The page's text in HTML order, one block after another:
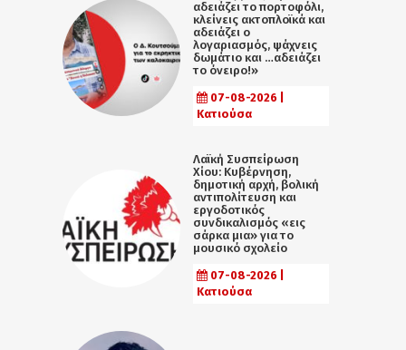
αδειάζει το πορτοφόλι,
κλείνεις ακτοπλοϊκά και
αδειάζει ο
λογαριασμός, ψάχνεις
δωμάτιο και …αδειάζει
το όνειρο!»
07-08-2026 |
Κατιούσα
Λαϊκή Συσπείρωση
Χίου: Κυβέρνηση,
δημοτική αρχή, βολική
αντιπολίτευση και
εργοδοτικός
συνδικαλισμός «εις
σάρκα μια» για το
μουσικό σχολείο
07-08-2026 |
Κατιούσα